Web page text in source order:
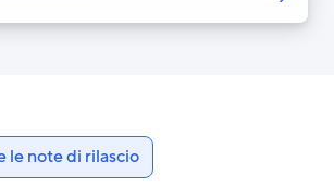
le note di rilascio